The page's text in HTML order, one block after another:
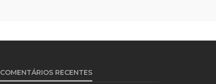
COMENTÁRIOS RECENTES